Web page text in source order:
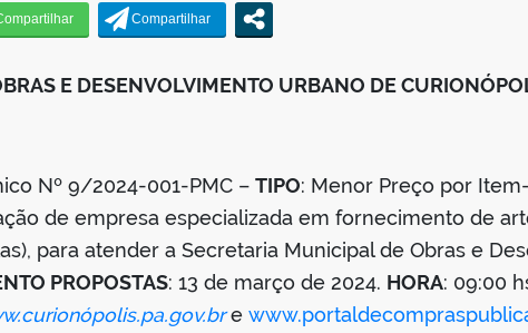
E DESENVOLVIMENTO URBANO DE
Nº 9/2024-001-PMC – TIPO: Menor Preço por Item-
de empresa especializada em fornecimento de
para atender a Secretaria Municipal de Obras e
PROPOSTAS: 13 de março de 2024. HORA: 09:00
e